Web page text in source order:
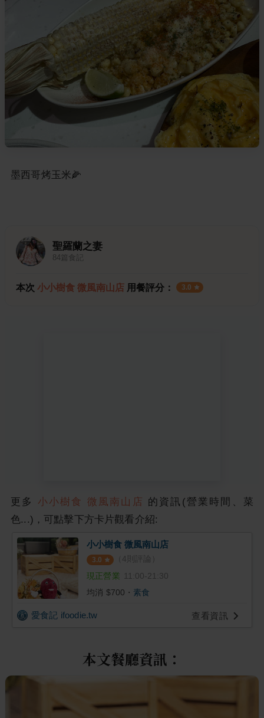
墨西哥烤玉米🌽
聖羅蘭之妻
84 篇食記
本次 小小樹食 微風南山店 用餐評分： 3.0
更多 小小樹食 微風南山店 的資訊(營業時間、菜
色...)，可點擊下方卡片觀看介紹:
小小樹食 微風南山店
3.0 4 則評論）
現正營業
11:00-21:30
均消 $700 ・ 素食
愛食記 ifoodie.tw 查看資訊
本文餐廳資訊：